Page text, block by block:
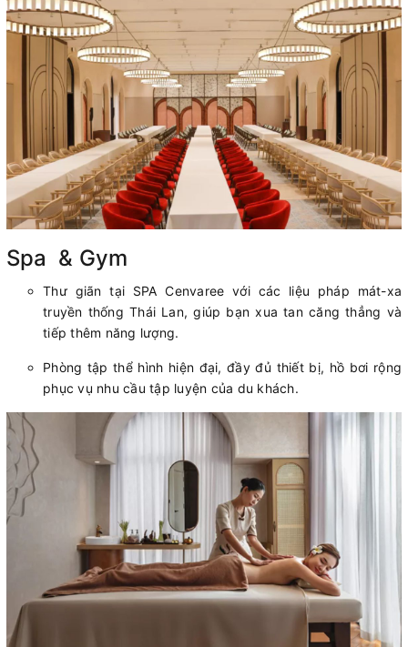
Spa & Gym
Thư giãn tại SPA Cenvaree với các liệu pháp mát-xa
truyền thống Thái Lan, giúp bạn xua tan căng thẳng và
tiếp thêm năng lượng.
Phòng tập thể hình hiện đại, đầy đủ thiết bị, hồ bơi rộng
phục vụ nhu cầu tập luyện của du khách.